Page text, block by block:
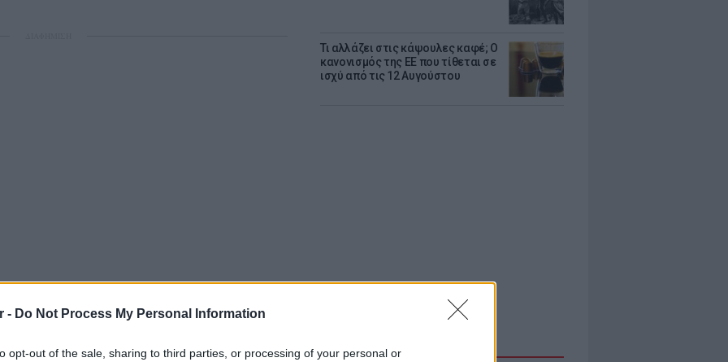
- Do Not Process My Personal Information
opt-out of the sale, sharing to third parties, or processing of your personal or
Τι αλλάζει στις κάψουλες καφέ; Ο
κανονισμός της ΕΕ που τίθεται σε
ισχύ από τις 12 Αυγούστου